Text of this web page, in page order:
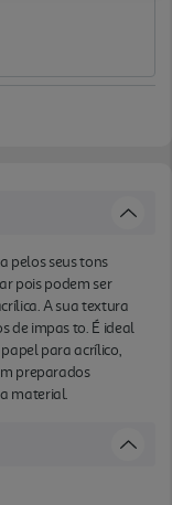
pelos seus tons
pois podem ser
A sua textura
de impas to. É ideal
para acrílico,
preparados
material.